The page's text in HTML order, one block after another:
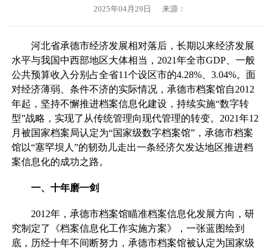
2025年04月29日 来源：
河北省承德市经济发展相对落后，长期以来经济发展
水平与我国中西部地区大体相当，2021年全市GDP、一般
公共预算收入分别占全省11个设区市的4.28%、3.04%。面
对经济薄弱、条件不济的实际情况，承德市档案馆自2012
年起，坚持不懈推进档案信息化建设，持续实施“数字转
型”战略，实现了从传统管理向现代管理的转变。2021年12
月被国家档案局认定为“国家级数字档案馆”，承德市档案
馆以“塞罕坝人”的韧劲儿走出一条经济欠发达地区推进档
案信息化的成功之路。
一、十年磨一剑
2012年，承德市档案馆瞄准档案信息化发展方向，研
究制定了《档案信息化工作实施方案》，一张蓝图绘到
底，历经十年不间断努力，承德市档案馆被认定为国家级